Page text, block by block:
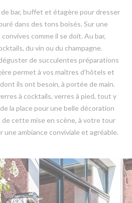
bar, buffet et étagère pour dresser
dans des tons boisés. Sur une
comme il se doit. Au bar,
du vin ou du champagne.
de succulentes préparations
permet à vos maîtres d’hôtels et
ils ont besoin, à portée de main.
à cocktails, verres à pied, tout y
la place pour une belle décoration
cette mise en scène, à votre tour
une ambiance conviviale et agréable.